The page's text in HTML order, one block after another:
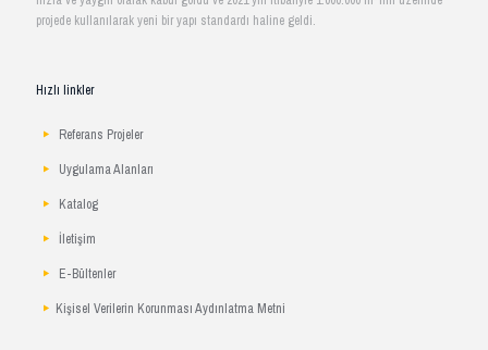
projede kullanılarak yeni bir yapı standardı haline geldi.
Hızlı linkler
Referans Projeler
Uygulama Alanları
Katalog
İletişim
E-Bültenler
Kişisel Verilerin Korunması Aydınlatma Metni